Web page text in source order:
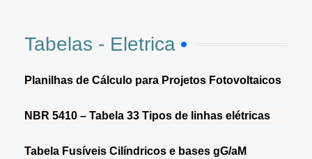
Tabelas - Eletrica
Planilhas de Cálculo para Projetos Fotovoltaicos
NBR 5410 – Tabela 33 Tipos de linhas elétricas
Tabela Fusíveis Cilíndricos e bases gG/aM